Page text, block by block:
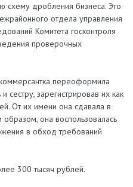
схему дробления бизнеса. Это
отдела управления
Комитета госконтроля
проверочных
переоформила
сестру, зарегистрировав их как
От их имени она сдавала в
образом, она воспользовалась
в обход требований
300 тысяч рублей.